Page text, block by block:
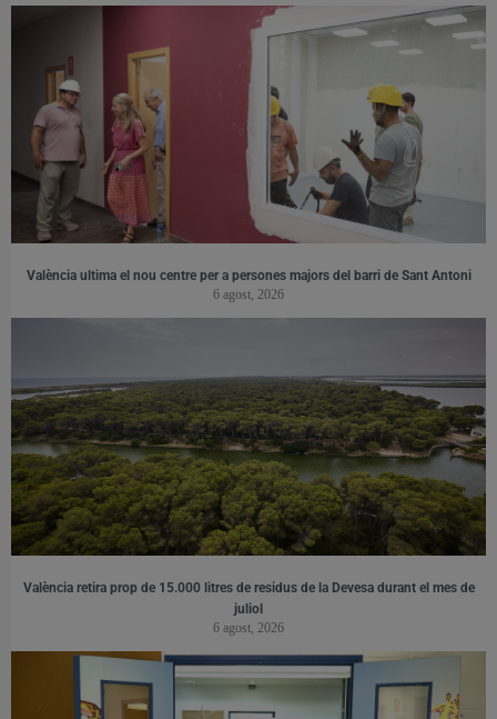
València ultima el nou centre per a persones majors del barri de Sant Antoni
6 agost, 2026
València retira prop de 15.000 litres de residus de la Devesa durant el mes de
juliol
6 agost, 2026